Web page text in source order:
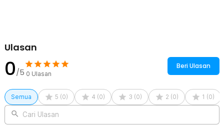
Rincian yang Anda dapatkan untuk pembelian produk ini:
1 x Byfa Sarung Tangan Lap Mobil Microfiber Wool Dual Side Car
Wash Glove - L-12
Ulasan
0/5 0 Ulasan
Beri Ulasan
Semua 5 (0) 4 (0) 3 (0) 2 (0) 1 (0)
Cari Ulasan